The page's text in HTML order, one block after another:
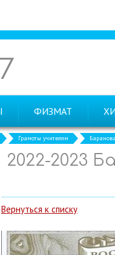
ФИЗМАТ
Грамоты учителям
2022-2023
Вернуться к списку